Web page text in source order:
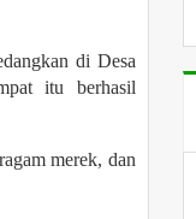
di Desa
itu berhasil
merek, dan